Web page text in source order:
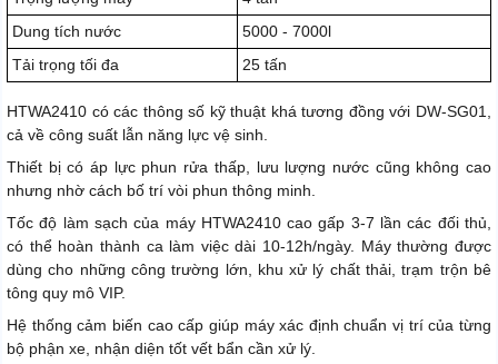
Dung tích nước
5000 - 7000l
Tải trọng tối đa
25 tấn
HTWA2410 có các thông số kỹ thuật khá tương đồng với DW-SG01,
cả về công suất lẫn năng lực vệ sinh.
Thiết bị có áp lực phun rửa thấp, lưu lượng nước cũng không cao
nhưng nhờ cách bố trí vòi phun thông minh.
Tốc độ làm sạch của máy HTWA2410 cao gấp 3-7 lần các đối thủ,
có thể hoàn thành ca làm việc dài 10-12h/ngày. Máy thường được
dùng cho những công trường lớn, khu xử lý chất thải, trạm trộn bê
tông quy mô VIP.
Hệ thống cảm biến cao cấp giúp máy xác định chuẩn vị trí của từng
bộ phận xe, nhận diện tốt vết bẩn cần xử lý.